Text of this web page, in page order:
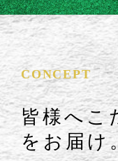
CONCEPT
皆様へこ
をお届け